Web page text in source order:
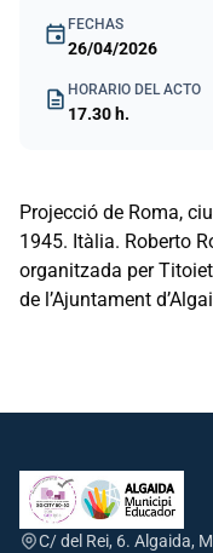
event FECHAS
26/04/2026
description HORARIO DEL ACTO
17.30 h.
Projecció de Roma,
1945. Itàlia. Roberto
organitzada per
de l’Ajuntament
C/ del Rei, 6. Algaida,